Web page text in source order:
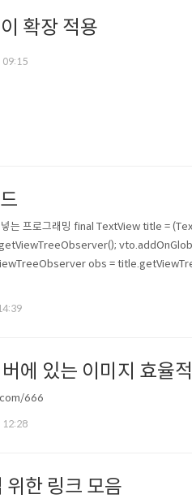
확장 적용
09:15
넣는 프로그래밍 final TextView title =
obs =
에 있는 이미지 효율
666
12:28
한 링크 모음